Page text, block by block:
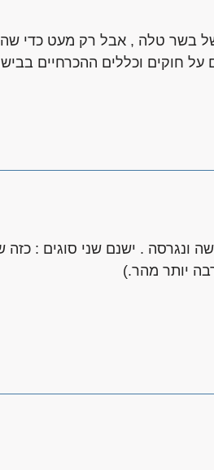
בשר טלה , אבל רק מעט כדי
על חוקים וכללים ההכרחיים
ונגרסה . ישנם שני סוגים : כזה
יותר מהר.)